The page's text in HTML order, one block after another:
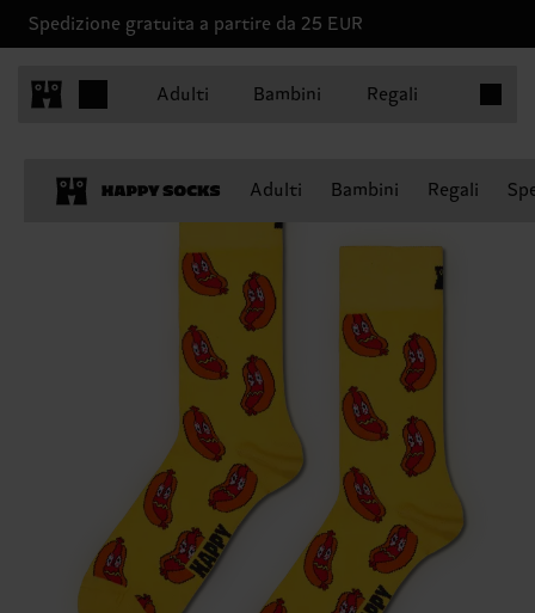
Spedizione gratuita a partire da 25 EUR
Adulti Bambini Regali
Adulti Bambini Regali